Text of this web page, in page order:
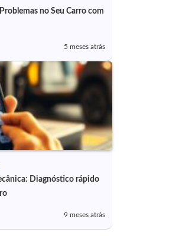
no Seu Carro com
5 meses atrás
Diagnóstico rápido
9 meses atrás